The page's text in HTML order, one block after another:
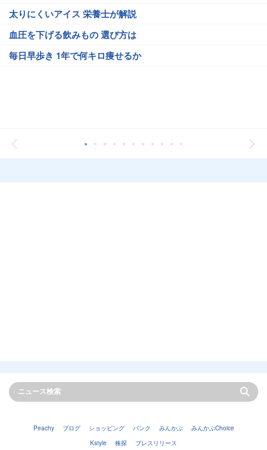
太りにくいアイス 栄養士が解説
血圧を下げる飲みもの 選び方は
毎日早歩き 1年で何キロ痩せるか
Peachy ブログ ショッピング バンク みんかぶ
みんかぶChoice
Kstyle
株探 プレスリリース